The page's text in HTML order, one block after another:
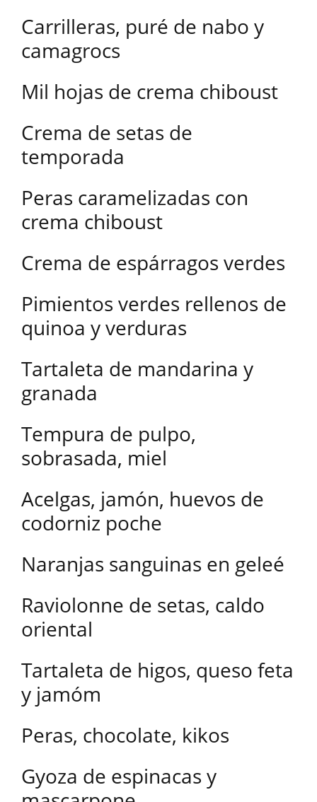
Carrilleras, puré de nabo y
camagrocs
Mil hojas de crema chiboust
Crema de setas de
temporada
Peras caramelizadas con
crema chiboust
Crema de espárragos verdes
Pimientos verdes rellenos de
quinoa y verduras
Tartaleta de mandarina y
granada
Tempura de pulpo,
sobrasada, miel
Acelgas, jamón, huevos de
codorniz poche
Naranjas sanguinas en geleé
Raviolonne de setas, caldo
oriental
Tartaleta de higos, queso feta
y jamóm
Peras, chocolate, kikos
Gyoza de espinacas y